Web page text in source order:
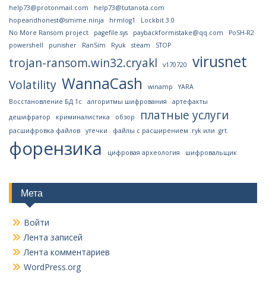
help73@protonmail.com
help73@tutanota.com
hopeandhonest@smime.ninja
hrmlog1
Lockbit 3.0
No More Ransom project
pagefile.sys paybackformistake@qq.com
PoSH-R2
powershell
punisher RanSim Ryuk steam STOP
trojan-ransom.win32.cryakl v170720 virusnet
Volatility WannaCash winamp
YARA
Восстановление БД 1с
алгоритмы шифрования
артефакты
дешифратор
криминалистика обзор платные услуги
расшифровка файлов утечки файлы с расширением .ryk или .grt.
форензика цифровая археология шифровальщик
Мета
Войти
Лента записей
Лента комментариев
WordPress.org